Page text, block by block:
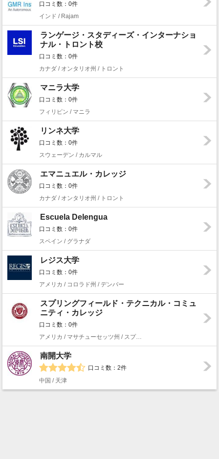
口コミ数：0件
インド / Rajam
ランゲージ・スタディーズ・インターナショ
ナル・トロント校
口コミ数：0件
カナダ / オンタリオ州 / トロント
マニラ大学
口コミ数：0件
フィリピン / マニラ
リンネ大学
口コミ数：0件
スウェーデン / カルマル
エマニュエル・カレッジ
口コミ数：0件
カナダ / オンタリオ州 / トロント
Escuela Delengua
口コミ数：0件
スペイン / グラナダ
レジス大学
口コミ数：0件
アメリカ / コロラド州 / デンバー
スプリングフィールド・テクニカル・コミュ
ニティ・カレッジ
口コミ数：0件
アメリカ / マサチューセッツ州 / スプリングフィールド
南開大学
口コミ数：2件
中国 / 天津